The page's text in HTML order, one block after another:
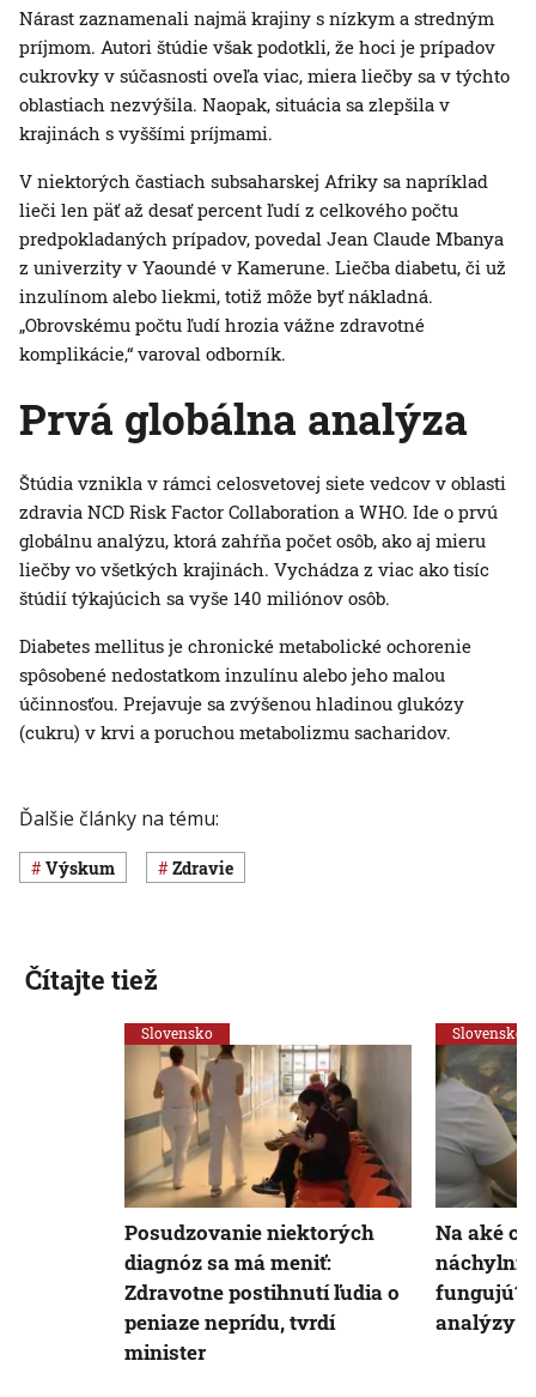
Nárast zaznamenali najmä krajiny s nízkym a stredným
príjmom. Autori štúdie však podotkli, že hoci je prípadov
cukrovky v súčasnosti oveľa viac, miera liečby sa v týchto
oblastiach nezvýšila. Naopak, situácia sa zlepšila v
krajinách s vyššími príjmami.
V niektorých častiach subsaharskej Afriky sa napríklad
lieči len päť až desať percent ľudí z celkového počtu
predpokladaných prípadov, povedal Jean Claude Mbanya
z univerzity v Yaoundé v Kamerune. Liečba diabetu, či už
inzulínom alebo liekmi, totiž môže byť nákladná.
„Obrovskému počtu ľudí hrozia vážne zdravotné
komplikácie,“ varoval odborník.
Prvá globálna analýza
Štúdia vznikla v rámci celosvetovej siete vedcov v oblasti
zdravia NCD Risk Factor Collaboration a WHO. Ide o prvú
globálnu analýzu, ktorá zahŕňa počet osôb, ako aj mieru
liečby vo všetkých krajinách. Vychádza z viac ako tisíc
štúdií týkajúcich sa vyše 140 miliónov osôb.
Diabetes mellitus je chronické metabolické ochorenie
spôsobené nedostatkom inzulínu alebo jeho malou
účinnosťou. Prejavuje sa zvýšenou hladinou glukózy
(cukru) v krvi a poruchou metabolizmu sacharidov.
Ďalšie články na tému:
výskum Zdravie
Čítajte tiež
Slovensko
Posudzovanie niektorých
diagnóz sa má meniť:
Zdravotne postihnutí ľudia o
peniaze neprídu, tvrdí
minister
Slovensko
Na aké
náchylní
fungujú?
analýzy